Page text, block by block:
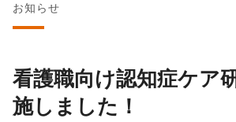
証明書発行手続き
同窓会
お知らせ
看護職向け認知症ケア
施しました！